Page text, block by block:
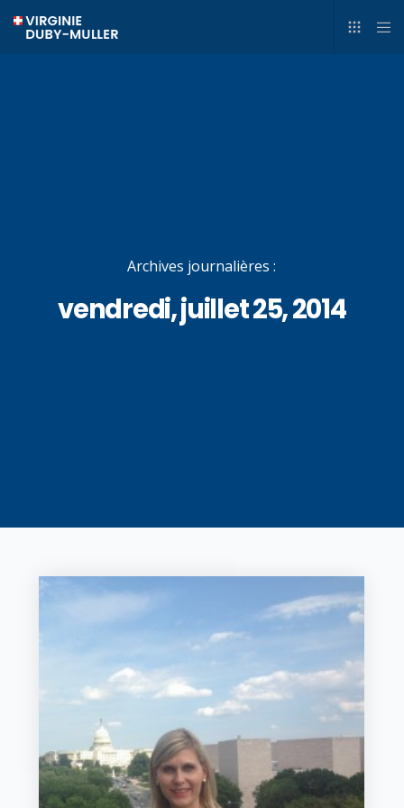
Archives journalières :
vendredi, juillet 25, 2014